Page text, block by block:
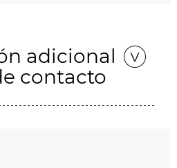
adicional
contacto